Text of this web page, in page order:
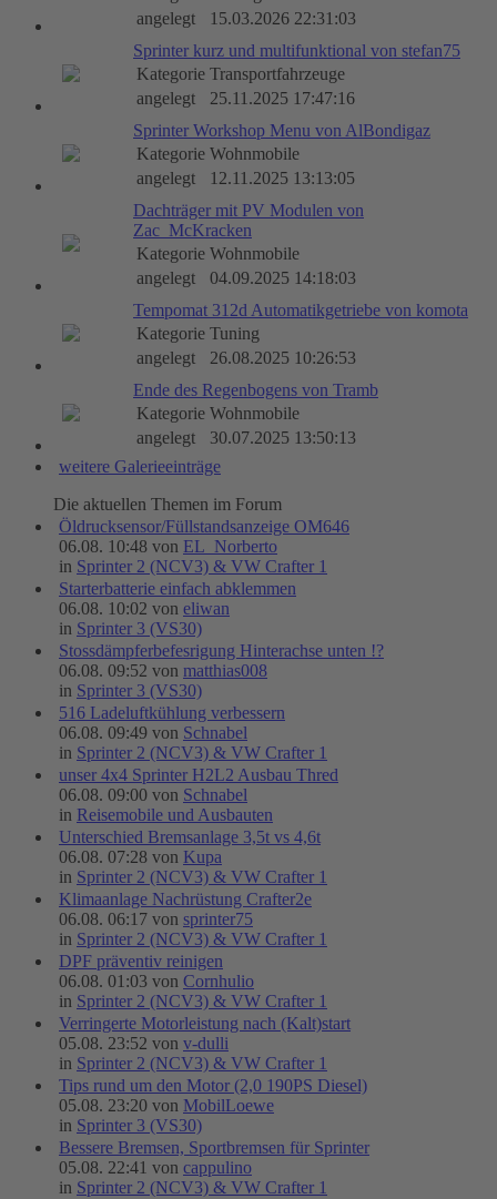
angelegt
15.03.2026 22:31:03
Sprinter kurz und multifunktional von stefan75
Kategorie Transportfahrzeuge
angelegt
25.11.2025 17:47:16
Sprinter Workshop Menu von AlBondigaz
Kategorie Wohnmobile
angelegt
12.11.2025 13:13:05
Dachträger mit PV Modulen von
Zac_McKracken
Kategorie Wohnmobile
angelegt
04.09.2025 14:18:03
Tempomat 312d Automatikgetriebe von komota
Kategorie Tuning
angelegt
26.08.2025 10:26:53
Ende des Regenbogens von Tramb
Kategorie Wohnmobile
angelegt
30.07.2025 13:50:13
weitere Galerieeinträge
Die aktuellen Themen im Forum
Öldrucksensor/Füllstandsanzeige OM646
06.08. 10:48 von EL_Norberto
in Sprinter 2 (NCV3) & VW Crafter 1
Starterbatterie einfach abklemmen
06.08. 10:02 von eliwan
in Sprinter 3 (VS30)
Stossdämpferbefesrigung Hinterachse unten !?
06.08. 09:52 von matthias008
in Sprinter 3 (VS30)
516 Ladeluftkühlung verbessern
06.08. 09:49 von Schnabel
in Sprinter 2 (NCV3) & VW Crafter 1
unser 4x4 Sprinter H2L2 Ausbau Thred
06.08. 09:00 von Schnabel
in Reisemobile und Ausbauten
Unterschied Bremsanlage 3,5t vs 4,6t
06.08. 07:28 von Kupa
in Sprinter 2 (NCV3) & VW Crafter 1
Klimaanlage Nachrüstung Crafter2e
06.08. 06:17 von sprinter75
in Sprinter 2 (NCV3) & VW Crafter 1
DPF präventiv reinigen
06.08. 01:03 von Cornhulio
in Sprinter 2 (NCV3) & VW Crafter 1
Verringerte Motorleistung nach (Kalt)start
05.08. 23:52 von v-dulli
in Sprinter 2 (NCV3) & VW Crafter 1
Tips rund um den Motor (2,0 190PS Diesel)
05.08. 23:20 von MobilLoewe
in Sprinter 3 (VS30)
Bessere Bremsen, Sportbremsen für Sprinter
05.08. 22:41 von cappulino
in Sprinter 2 (NCV3) & VW Crafter 1